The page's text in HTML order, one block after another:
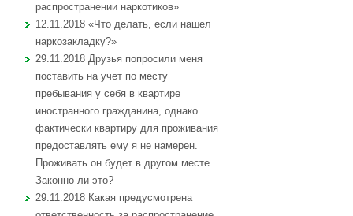
распространении наркотиков»
12.11.2018 «Что делать, если нашел
наркозакладку?»
29.11.2018 Друзья попросили меня
поставить на учет по месту
пребывания у себя в квартире
иностранного гражданина, однако
фактически квартиру для проживания
предоставлять ему я не намерен.
Проживать он будет в другом месте.
Законно ли это?
29.11.2018 Какая предусмотрена